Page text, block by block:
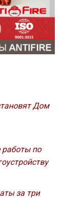
Дом
по
за три